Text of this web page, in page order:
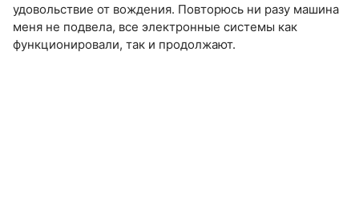
удовольствие от вождения. Повторюсь ни разу машина
меня не подвела, все электронные системы как
функционировали, так и продолжают.